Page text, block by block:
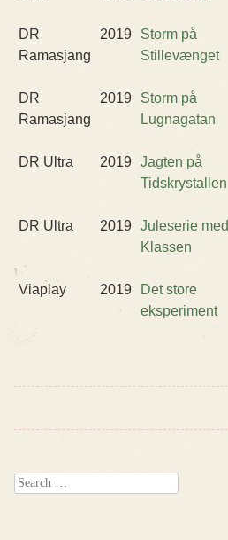
DR
Ramasjang
2019
Storm på
Stillevænget
DR
Ramasjang
2019
Storm på
Lugnagatan
DR Ultra 2019 Jagten på
Tidskrystallen
DR Ultra 2019 Juleserie med
Klassen
Viaplay 2019
Det store
eksperiment
Search